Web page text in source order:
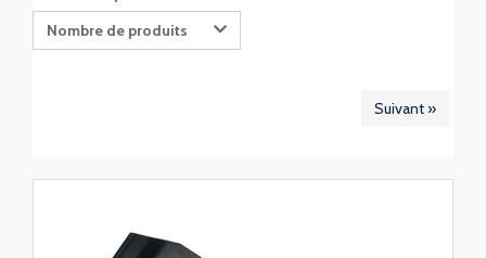
Nombre de produits
Suivant »